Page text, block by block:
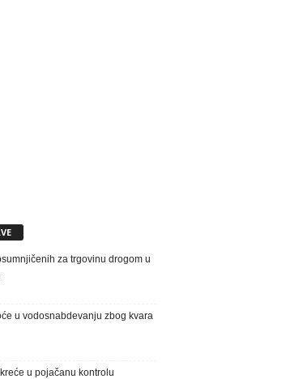
za trgovinu drogom u
u vodosnabdevanju zbog kvara
u pojačanu kontrolu